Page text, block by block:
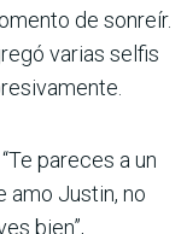
de sonreír.
varias selfis
pareces a un
amo Justin, no
bien”,